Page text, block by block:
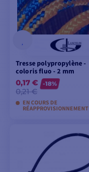
Tresse polypropylène -
coloris fluo - 2 mm
0,17 €
0,21 €
-18%
EN COURS DE
RÉAPPROVISIONNEMENT
AJOUTER AU
PANIER